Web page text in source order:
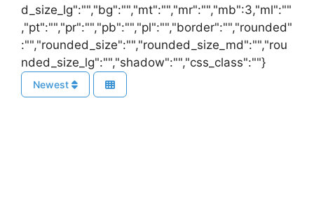
d_size_lg":"","bg":"","mt":"","mr":"","mb":3,"ml":""
,"pt":"","pr":"","pb":"","pl":"","border":"","rounded"
:"","rounded_size":"","rounded_size_md":"","rou
nded_size_lg":"","shadow":"","css_class":""}
Newest